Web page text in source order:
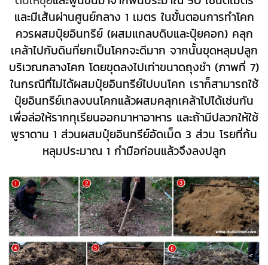
และมีเส้นผ่านศูนย์กลาง 1 เมตร ในขั้นตอนการทำโคก
ควรผสมปุ๋ยอินทรีย์ (ผสมแกลบดิบและปุ๋ยคอก) คลุก
เคล้าไปกับดินที่ยกเป็นโคกจะดีมาก จากนั้นขุดหลุมปลูก
บริเวณกลางโคก โดยขุดลงไปเท่าขนาดถุงชำ (ภาพที่ 7)
ในกรณีที่ไม่ได้ผสมปุ๋ยอินทรีย์ไปบนโคก เราก็สามารถใช้
ปุ๋ยอินทรีย์เทลงบนโคกแล้วผสมคลุกเคล้าไปได้เช่นกัน
เพื่อล่อให้รากทุเรียนออกมาหาอาหาร และถ้ามีปลวกให้ใช้
พูราดาน 1 ส่วนผสมปุ๋ยอินทรีย์อัดเม็ด 3 ส่วน โรยที่ก้น
หลุมประมาณ 1 กำมือก่อนแล้วจึงลงปลูก